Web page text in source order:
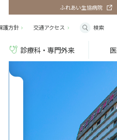
ふれあい生協病院
護方針 交通アクセス 検索
診療科・専門外来